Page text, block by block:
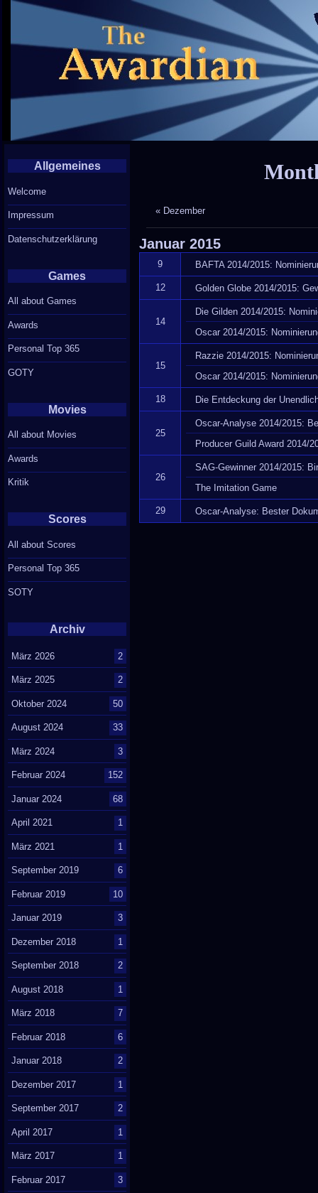
« Dezember
Januar2015
9 BAFTA 2014/2015:
12 Golden Globe 2014/2015:
14
Die Gilden 2014/2015:
Oscar 2014/2015:
15
Razzie 2014/2015:
Oscar 2014/2015:
18 Die Entdeckung der
25
Oscar-Analyse 2014/2015:
Producer Guild Award 2014/
26
SAG-Gewinner 2014/2015:
The Imitation Game
29 Oscar-Analyse: Bester
Allgemeines
Welcome
Impressum
Datenschutzerklärung
Games
All about Games
Awards
Personal Top 365
GOTY
Movies
All about Movies
Awards
Kritik
Scores
All about Scores
Personal Top 365
SOTY
Archiv
März 2026 2
März 2025 2
Oktober 2024 50
August 2024 33
März 2024 3
Februar 2024 152
Januar 2024 68
April 2021 1
März 2021 1
September 2019 6
Februar 2019 10
Januar 2019 3
Dezember 2018 1
September 2018 2
August 2018 1
März 2018 7
Februar 2018 6
Januar 2018 2
Dezember 2017 1
September 2017 2
April 2017 1
März 2017 1
Februar 2017 3